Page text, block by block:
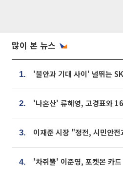
많이 본 뉴스
1.
2.
3.
4.